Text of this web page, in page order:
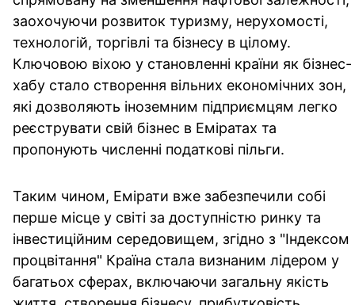
заохочуючи розвиток туризму, нерухомості,
технологій, торгівлі та бізнесу в цілому.
Ключовою віхою у становленні країни як бізнес-
хабу стало створення вільних економічних зон,
які дозволяють іноземним підприємцям легко
реєструвати свій бізнес в Еміратах та
пропонують численні податкові пільги.
Таким чином, Емірати вже забезпечили собі
перше місце у світі за доступністю ринку та
інвестиційним середовищем, згідно з "Індексом
процвітання" Країна стала визнаним лідером у
багатьох сферах, включаючи загальну якість